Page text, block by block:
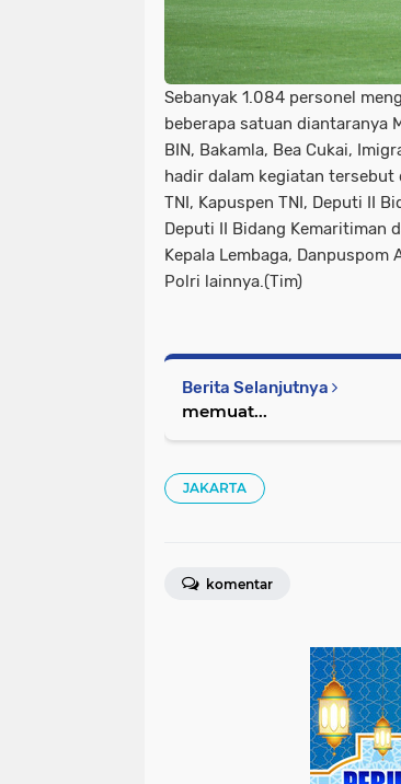
Sebanyak 1.084 personel
beberapa satuan diantaranya
BIN, Bakamla, Bea Cukai,
hadir dalam kegiatan tersebut
TNI, Kapuspen TNI, Deputi II
Deputi II Bidang Kemaritiman
Kepala Lembaga,
Polri lainnya.(Tim)
Berita Selanjutnya
memuat...
JAKARTA
komentar